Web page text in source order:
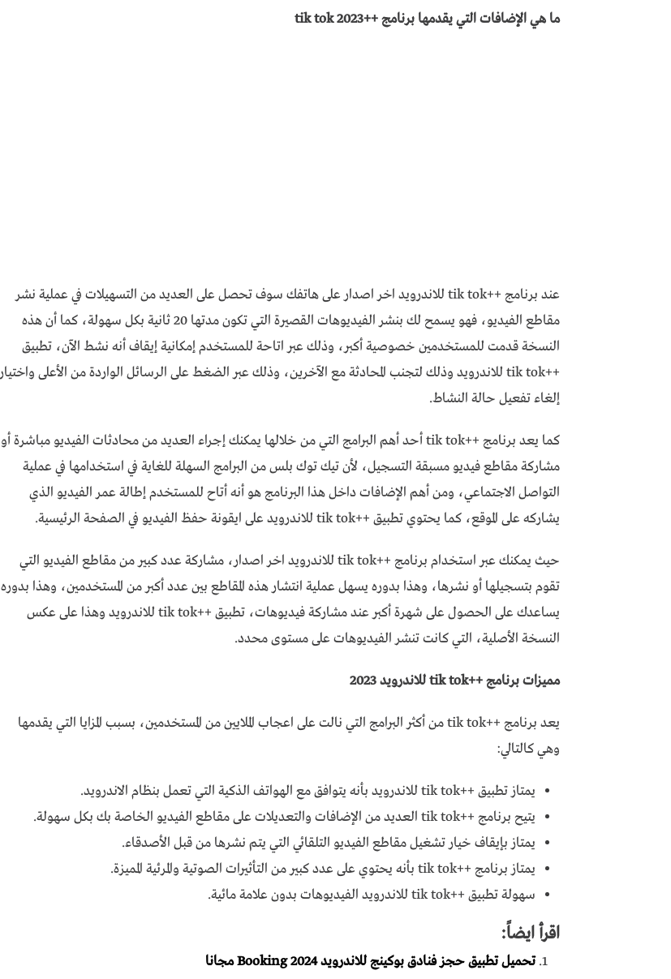
ما هي الإضافات التي يقدمها برنامج ++tik tok 2023
عند برنامج ++tik tok للاندرويد اخر اصدار على هاتفك سوف تحصل على العديد من التسهيلات في عملية نشر
مقاطع الفيديو، فهو يسمح لك بنشر الفيديوهات القصيرة التي تكون مدتها 20 ثانية بكل سهولة، كما أن هذه
النسخة قدمت للمستخدمين خصوصية أكبر، وذلك عبر اتاحة للمستخدم إمكانية إيقاف أنه نشط الآن، تطبيق
++tik tok للاندرويد وذلك لتجنب المحادثة مع الآخرين، وذلك عبر الضغط على الرسائل الواردة من الأعلى واختيار
إلغاء تفعيل حالة النشاط.
كما يعد برنامج ++tik tok أحد أهم البرامج التي من خلالها يمكنك إجراء العديد من محادثات الفيديو مباشرة أو
مشاركة مقاطع فيديو مسبقة التسجيل، لأن تيك توك بلس من البرامج السهلة للغاية في استخدامها في عملية
التواصل الاجتماعي، ومن أهم الإضافات داخل هذا البرنامج هو أنه أتاح للمستخدم إطالة عمر الفيديو الذي
يشاركه على الموقع، كما يحتوي تطبيق ++tik tok للاندرويد على ايقونة حفظ الفيديو في الصفحة الرئيسية.
حيث يمكنك عبر استخدام برنامج ++tik tok للاندرويد اخر اصدار، مشاركة عدد كبير من مقاطع الفيديو التي
تقوم بتسجيلها أو نشرها، وهذا بدوره يسهل عملية انتشار هذه المقاطع بين عدد أكبر من المستخدمين، وهذا بدوره
يساعدك على الحصول على شهرة أكبر عند مشاركة فيديوهات، تطبيق ++tik tok للاندرويد وهذا على عكس
النسخة الأصلية، التي كانت تنشر الفيديوهات على مستوى محدد.
مميزات برنامج ++tik tok للاندرويد 2023
يعد برنامج ++tik tok من أكثر البرامج التي نالت على اعجاب الملايين من المستخدمين، بسبب المزايا التي يقدمها
وهي كالتالي:
يمتاز تطبيق ++tik tok للاندرويد بأنه يتوافق مع الهواتف الذكية التي تعمل بنظام الاندرويد.
يتيح برنامج ++tik tok العديد من الإضافات والتعديلات على مقاطع الفيديو الخاصة بك بكل سهولة.
يمتاز بإيقاف خيار تشغيل مقاطع الفيديو التلقائي التي يتم نشرها من قبل الأصدقاء.
يمتاز برنامج ++tik tok بأنه يحتوي على عدد كبير من التأثيرات الصوتية والمرئية المميزة.
سهولة تطبيق ++tik tok للاندرويد الفيديوهات بدون علامة مائية.
اقرأ ايضاً:
تحميل تطبيق حجز فنادق بوكينج للاندرويد Booking 2024 مجانا